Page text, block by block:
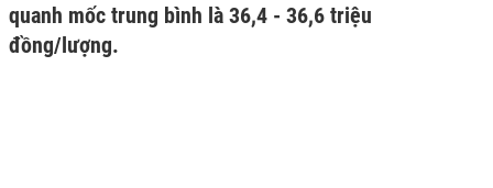
quanh mốc trung bình là 36,4 - 36,6 triệu
đồng/lượng.